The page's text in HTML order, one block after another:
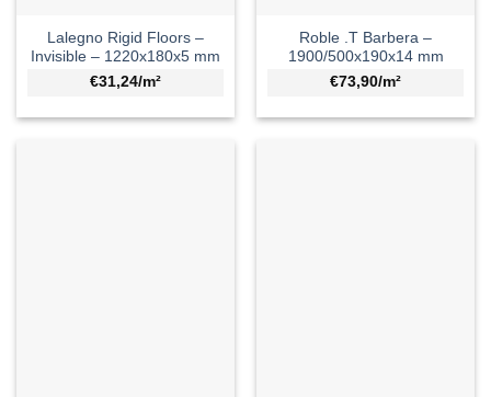
Lalegno Rigid Floors –
Invisible – 1220x180x5 mm
€31,24/m²
Roble .T Barbera –
1900/500x190x14 mm
€73,90/m²